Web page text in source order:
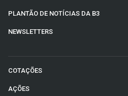
PLANTÃO DE NOTÍCIAS DA B3
NEWSLETTERS
COTAÇÕES
AÇÕES